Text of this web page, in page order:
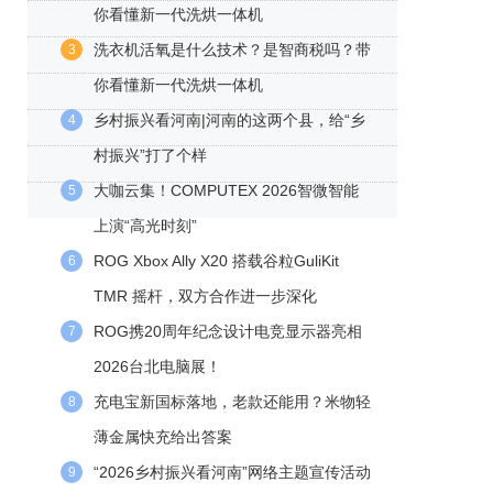
你看懂新一代洗烘一体机
3
洗衣机活氧是什么技术？是智商税吗？带
你看懂新一代洗烘一体机
4
乡村振兴看河南|河南的这两个县，给“乡
村振兴”打了个样
5
大咖云集！COMPUTEX 2026智微智能
上演“高光时刻”
6
ROG Xbox Ally X20 搭载谷粒GuliKit
TMR 摇杆，双方合作进一步深化
7
ROG携20周年纪念设计电竞显示器亮相
2026台北电脑展！
8
充电宝新国标落地，老款还能用？米物轻
薄金属快充给出答案
9 “2026乡村振兴看河南”网络主题宣传活动